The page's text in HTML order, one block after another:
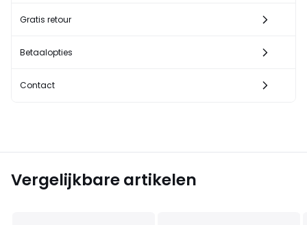
Gratis retour
Betaalopties
Contact
Vergelijkbare artikelen